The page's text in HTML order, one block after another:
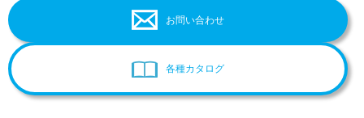
お問い合わせ
各種カタログ